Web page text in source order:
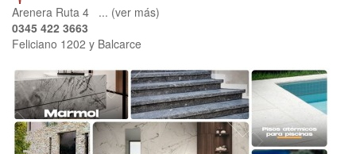
Arenera Ruta 4 ... (ver más)
0345 422 3663
Feliciano 1202 y Balcarce